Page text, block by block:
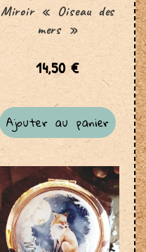
Miroir « Oiseau des
mers »
14,50€
Ajouter au panier